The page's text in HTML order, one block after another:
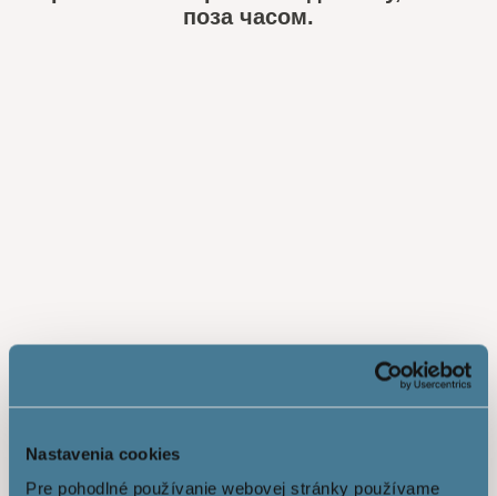
Nastavenia cookies
Pre pohodlné používanie webovej stránky používame
поза часом.